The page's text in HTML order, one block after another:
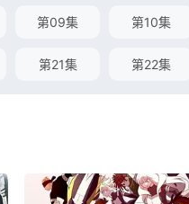
第09集 第10集
第21集 第22集